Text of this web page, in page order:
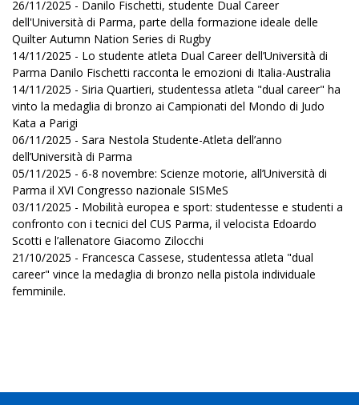
26/11/2025 - Danilo Fischetti, studente Dual Career
dell'Università di Parma, parte della formazione ideale delle
Quilter Autumn Nation Series di Rugby
14/11/2025 - Lo studente atleta Dual Career dell’Università di
Parma Danilo Fischetti racconta le emozioni di Italia-Australia
14/11/2025 - Siria Quartieri, studentessa atleta "dual career" ha
vinto la medaglia di bronzo ai Campionati del Mondo di Judo
Kata a Parigi
06/11/2025 - Sara Nestola Studente-Atleta dell’anno
dell’Università di Parma
05/11/2025 - 6-8 novembre: Scienze motorie, all’Università di
Parma il XVI Congresso nazionale SISMeS
03/11/2025 - Mobilità europea e sport: studentesse e studenti a
confronto con i tecnici del CUS Parma, il velocista Edoardo
Scotti e l’allenatore Giacomo Zilocchi
21/10/2025 - Francesca Cassese, studentessa atleta "dual
career" vince la medaglia di bronzo nella pistola individuale
femminile.